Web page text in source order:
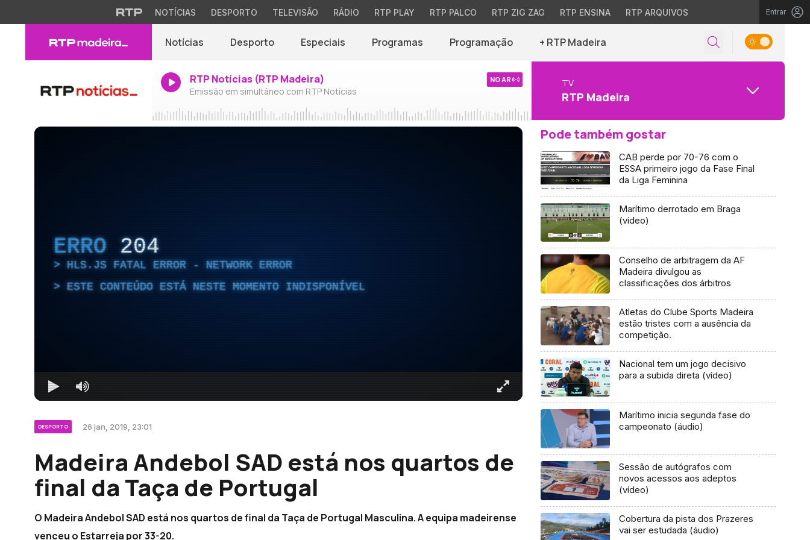
NOTÍCIAS DESPORTO TELEVISÃO RÁDIO RTP PLAY RTP PALCO RTP ZIG ZAG RTP ENSINA RTP ARQUIVOS Entrar
Notícias Desporto Especiais Programas Programação + RTP Madeira
RTP Notícias (RTP Madeira)
Emissão em simultâneo com RTP Notícias
NO AR TV
RTP Madeira
ERRO 204
HLS.JS FATAL ERROR - NETWORK ERROR
ESTE CONTEÚDO ESTÁ NESTE MOMENTO INDISPONÍVEL
DESPORTO 26 jan, 2019, 23:01
Madeira Andebol SAD está nos quartos de
final da Taça de Portugal
O Madeira Andebol SAD está nos quartos de final da Taça de Portugal Masculina. A equipa madeirense
venceu o Estarreja por 33-20.
Pode também gostar
CAB perde por 70-76 com o
ESSA primeiro jogo da Fase Final
da Liga Feminina
Marítimo derrotado em Braga
(vídeo)
Conselho de arbitragem da AF
Madeira divulgou as
classificações dos árbitros
Atletas do Clube Sports Madeira
estão tristes com a ausência da
competição.
Nacional tem um jogo decisivo
para a subida direta (vídeo)
Marítimo inicia segunda fase do
campeonato (áudio)
Sessão de autógrafos com
novos acessos aos adeptos
(vídeo)
Cobertura da pista dos Prazeres
vai ser estudada (áudio)